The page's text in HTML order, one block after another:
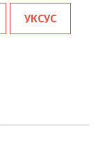
УКСУС